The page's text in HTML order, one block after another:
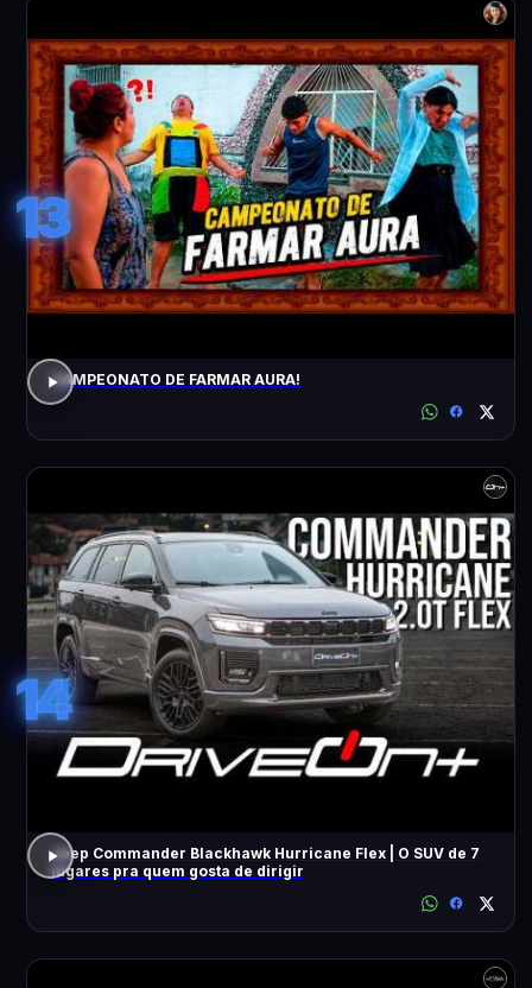
13
CAMPEONATO DE FARMAR AURA!
14
Jeep Commander Blackhawk Hurricane Flex | O SUV de 7
lugares pra quem gosta de dirigir